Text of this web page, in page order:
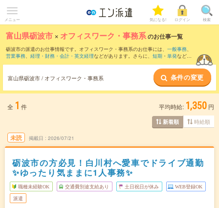
メニュー 気になる! ログイン 検索
富山県砺波市 × オフィスワーク・事務系のお仕事一覧
砺波市の派遣のお仕事情報です。オフィスワーク・事務系のお仕事には、 一般事務、
営業事務、 経理・財務・会計・英文経理などがあります。さらに、 短期 ・ 単発などの
富山県砺波市 / オフィスワーク・事務系 条件の変更
全 1 件 平均時給: 1,350 円
新着順 時給順
未読 掲載日 2026/07/21
砺波市の方必見！白川村へ愛車でドライブ通勤
✨ゆったり気ままに1人事務✨
職種未経験OK 交通費別途支給あり 土日祝日が休み WEB登録OK
派遣